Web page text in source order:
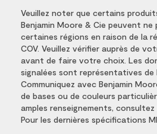
Veuillez noter que certains
Benjamin Moore & Cie peuvent
certaines régions en raison de la
COV. Veuillez vérifier auprès de
avant de faire votre choix. Les
signalées sont représentatives de
Communiquez avec Benjamin
de bases ou de couleurs
amples renseignements,
Pour les dernières spécifications